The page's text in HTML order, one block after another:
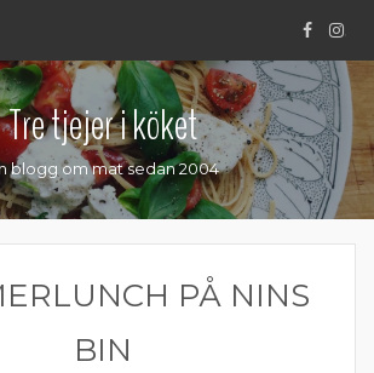
.
Tre tjejer i köket
blogg om mat sedan 2004
PÅ NINS
BIN